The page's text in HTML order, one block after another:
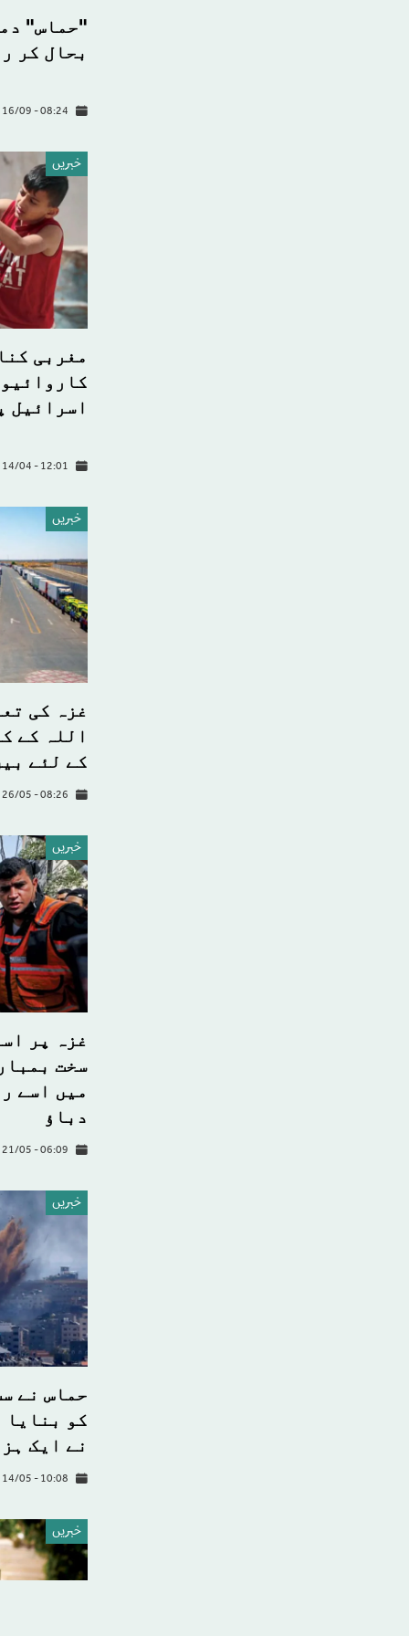
"حماس"
بحال کر
16/09 - 08:24
خبريں
مغربی
اسرائیل
14/04 - 12:01
خبريں
غزہ کی
اللہ کے
کے لئے
26/05 - 08:26
خبريں
غزہ پر
سخت
میں اسے
دباؤ
21/05 - 06:09
خبريں
حماس نے
کو بنایا
نے ایک
14/05 - 10:08
خبريں